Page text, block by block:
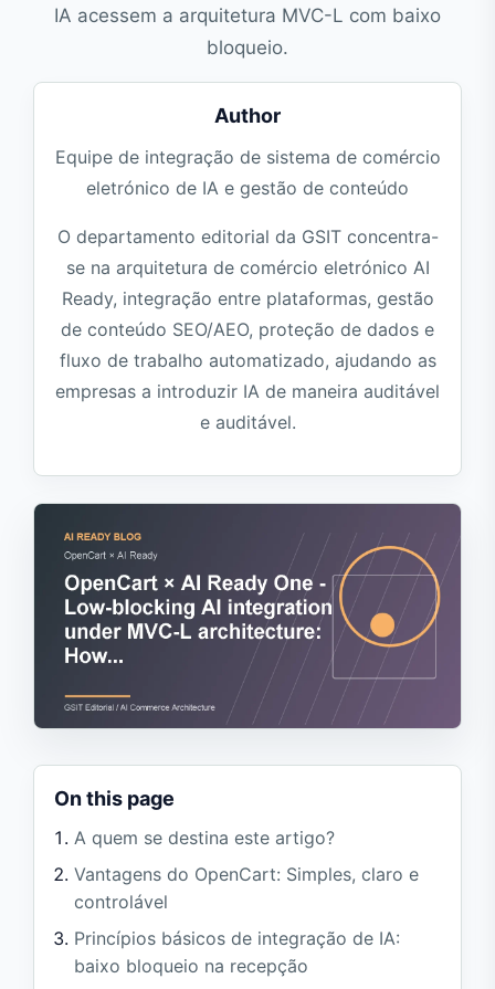
IA acessem a arquitetura MVC-L com baixo
bloqueio.
Author
Equipe de integração de sistema de comércio
eletrónico de IA e gestão de conteúdo
O departamento editorial da GSIT concentra-
se na arquitetura de comércio eletrónico AI
Ready, integração entre plataformas, gestão
de conteúdo SEO/AEO, proteção de dados e
fluxo de trabalho automatizado, ajudando as
empresas a introduzir IA de maneira auditável
e auditável.
On this page
A quem se destina este artigo?
Vantagens do OpenCart: Simples, claro e
controlável
Princípios básicos de integração de IA:
baixo bloqueio na recepção